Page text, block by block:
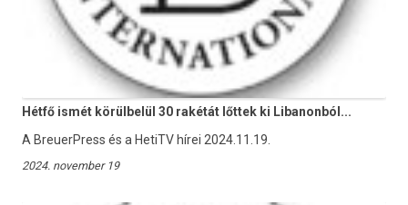
Hétfő ismét körülbelül 30 rakétát lőttek ki Libanonból...
A BreuerPress és a HetiTV hírei 2024.11.19.
2024. november 19